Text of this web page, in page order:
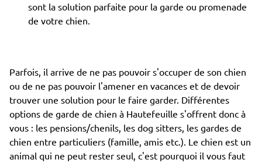
sont la solution parfaite pour la garde ou promenade
de votre chien.
Parfois, il arrive de ne pas pouvoir s'occuper de son chien
ou de ne pas pouvoir l'amener en vacances et de devoir
trouver une solution pour le faire garder. Différentes
options de garde de chien à Hautefeuille s'offrent donc à
vous : les pensions/chenils, les dog sitters, les gardes de
chien entre particuliers (famille, amis etc.). Le chien est un
animal qui ne peut rester seul, c'est pourquoi il vous faut